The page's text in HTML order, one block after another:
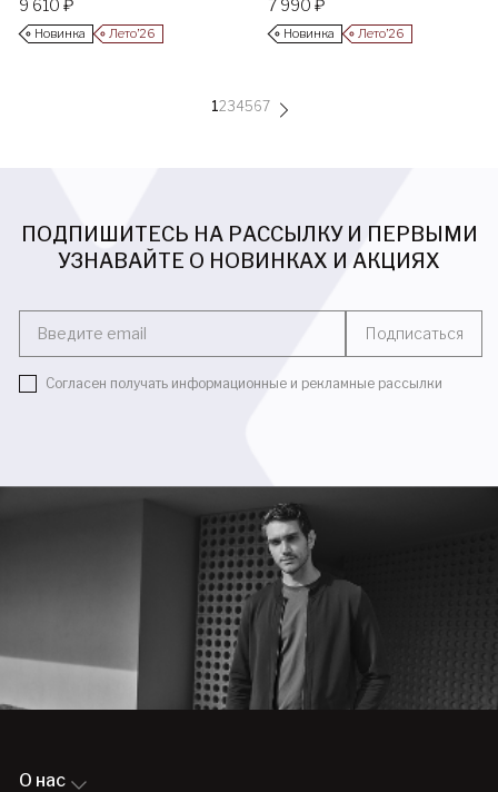
9 610 ₽
Новинка Лето’26
7 990 ₽
Новинка Лето’26
1234567
ПОДПИШИТЕСЬ НА РАССЫЛКУ И ПЕРВЫМИ
УЗНАВАЙТЕ О НОВИНКАХ И АКЦИЯХ
Введите email Подписаться
Согласен получать информационные и рекламные рассылки
О нас